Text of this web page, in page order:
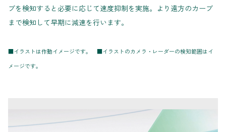
ブを検知すると必要に応じて速度抑制を実施。より遠方のカーブ
まで検知して早期に減速を行います。
■イラストは作動イメージです。 ■イラストのカメラ・レーダーの検知範囲はイ
メージです。